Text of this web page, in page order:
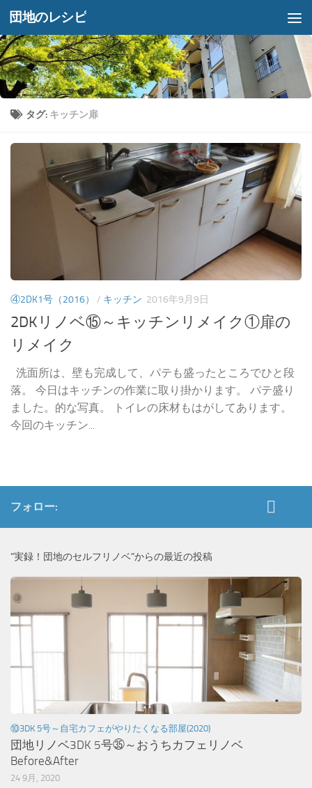
コンテンツへスキップ
団地のレシピ
タグ: キッチン扉
④2DK1号（2016） / キッチン 2016年9月9日
2DKリノベ⑮～キッチンリメイク①扉の
リメイク
洗面所は、壁も完成して、パテも盛ったところでひと段
落。 今日はキッチンの作業に取り掛かります。 パテ盛り
ました。的な写真。 トイレの床材もはがしてあります。
今回のキッチン...
フォロー:
”実録！団地のセルフリノベ”からの最近の投稿
⑩3DK 5号～自宅カフェがやりたくなる部屋(2020)
団地リノベ3DK 5号㉟～おうちカフェリノベ
Before&After
24 9月, 2020